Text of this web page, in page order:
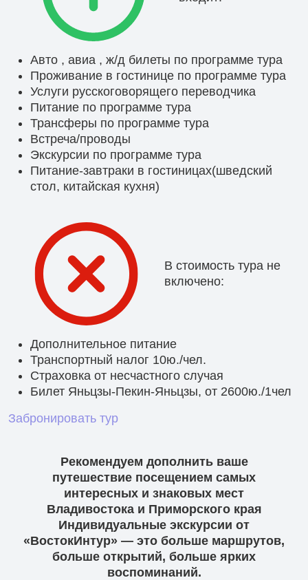
Авто , авиа , ж/д билеты по программе тура
Проживание в гостинице по программе тура
Услуги русскоговорящего переводчика
Питание по программе тура
Трансферы по программе тура
Встреча/проводы
Экскурсии по программе тура
Питание-завтраки в гостиницах(шведский
стол, китайская кухня)
В стоимость тура не
включено:
Дополнительное питание
Транспортный налог 10ю./чел.
Страховка от несчастного случая
Билет Яньцзы-Пекин-Яньцзы, от 2600ю./1чел
Забронировать тур
Рекомендуем дополнить ваше
путешествие посещением самых
интересных и знаковых мест
Владивостока и Приморского края
Индивидуальные экскурсии от
«ВостокИнтур» — это больше маршрутов,
больше открытий, больше ярких
воспоминаний.